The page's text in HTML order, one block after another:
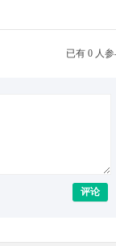
已有 0 人
评论